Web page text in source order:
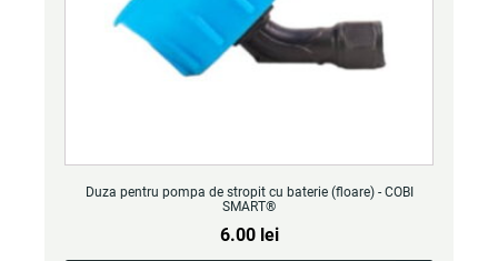
Duza pentru pompa de stropit cu baterie (floare) - COBI
SMART®
6.00 lei